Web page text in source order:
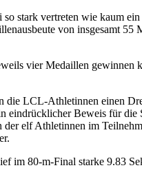
stark vertreten wie kaum ein
von insgesamt 55
vier Medaillen gewinnen
die LCL-Athletinnen einen
eindrücklicher Beweis für die
der elf Athletinnen im
im 80-m-Final starke 9.83